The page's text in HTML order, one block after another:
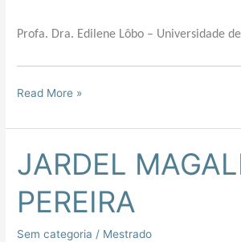
Profa. Dra. Edilene Lôbo – Universidade
Read More »
JARDEL
PEREIRA
Sem categoria / Mestrado
JARDEL
MAGALHÃES
PEREIRA